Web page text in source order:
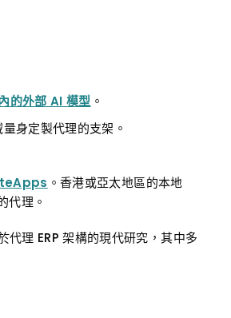
的外部 AI 模型 。
身定製代理的支架。
。香港或亞太地區的本地
代理。
代理 ERP 架構的現代研究，其中多